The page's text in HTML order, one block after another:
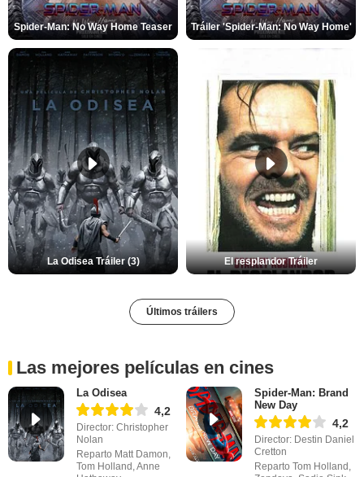
Spider-Man: No Way Home Teaser Tráiler 'Spider-Man: No Way Home'
La Odisea Tráiler (3) El resplandor Tráiler
Últimos tráilers
Las mejores películas en cines
La Odisea
4,2
Director: Christopher
Nolan
Reparto Matt Damon,
Tom Holland, Anne
Spider-Man: Brand
New Day
4,2
Director: Destin Daniel
Cretton
Reparto Tom Holland,